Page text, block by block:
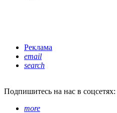
Реклама
email
search
Подпишитесь на нас в соцсетях:
more